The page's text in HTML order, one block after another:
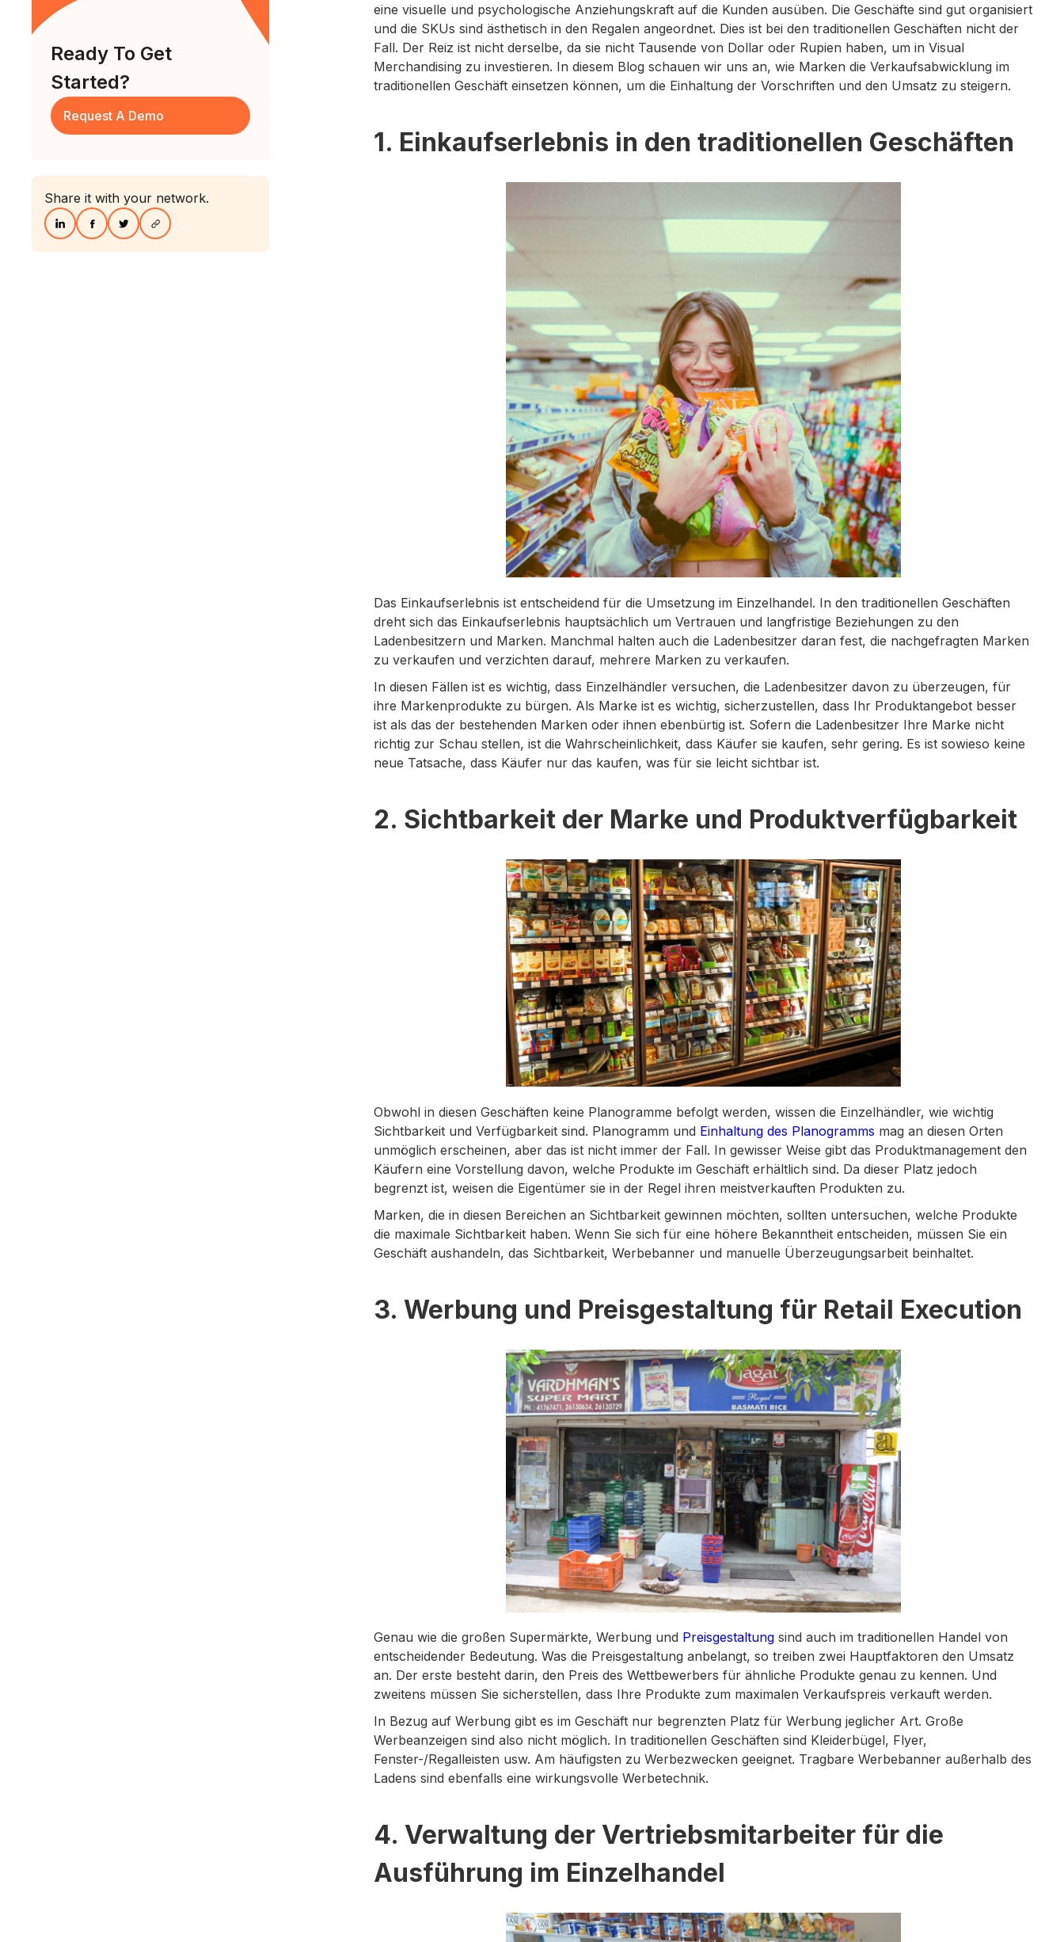
Ready To Get
Started?
Request A Demo
Share it with your network.
eine visuelle und psychologische Anziehungskraft auf die Kunden ausüben. Die Geschäfte sind gut organisiert
und die SKUs sind ästhetisch in den Regalen angeordnet. Dies ist bei den traditionellen Geschäften nicht der
Fall. Der Reiz ist nicht derselbe, da sie nicht Tausende von Dollar oder Rupien haben, um in Visual
Merchandising zu investieren. In diesem Blog schauen wir uns an, wie Marken die Verkaufsabwicklung im
traditionellen Geschäft einsetzen können, um die Einhaltung der Vorschriften und den Umsatz zu steigern.
1. Einkaufserlebnis in den traditionellen Geschäften
Das Einkaufserlebnis ist entscheidend für die Umsetzung im Einzelhandel. In den traditionellen Geschäften
dreht sich das Einkaufserlebnis hauptsächlich um Vertrauen und langfristige Beziehungen zu den
Ladenbesitzern und Marken. Manchmal halten auch die Ladenbesitzer daran fest, die nachgefragten Marken
zu verkaufen und verzichten darauf, mehrere Marken zu verkaufen.
In diesen Fällen ist es wichtig, dass Einzelhändler versuchen, die Ladenbesitzer davon zu überzeugen, für
ihre Markenprodukte zu bürgen. Als Marke ist es wichtig, sicherzustellen, dass Ihr Produktangebot besser
ist als das der bestehenden Marken oder ihnen ebenbürtig ist. Sofern die Ladenbesitzer Ihre Marke nicht
richtig zur Schau stellen, ist die Wahrscheinlichkeit, dass Käufer sie kaufen, sehr gering. Es ist sowieso keine
neue Tatsache, dass Käufer nur das kaufen, was für sie leicht sichtbar ist.
2. Sichtbarkeit der Marke und Produktverfügbarkeit
Obwohl in diesen Geschäften keine Planogramme befolgt werden, wissen die Einzelhändler, wie wichtig
Sichtbarkeit und Verfügbarkeit sind. Planogramm und Einhaltung des Planogramms mag an diesen Orten
unmöglich erscheinen, aber das ist nicht immer der Fall. In gewisser Weise gibt das Produktmanagement den
Käufern eine Vorstellung davon, welche Produkte im Geschäft erhältlich sind. Da dieser Platz jedoch
begrenzt ist, weisen die Eigentümer sie in der Regel ihren meistverkauften Produkten zu.
Marken, die in diesen Bereichen an Sichtbarkeit gewinnen möchten, sollten untersuchen, welche Produkte
die maximale Sichtbarkeit haben. Wenn Sie sich für eine höhere Bekanntheit entscheiden, müssen Sie ein
Geschäft aushandeln, das Sichtbarkeit, Werbebanner und manuelle Überzeugungsarbeit beinhaltet.
3. Werbung und Preisgestaltung für Retail Execution
Genau wie die großen Supermärkte, Werbung und Preisgestaltung sind auch im traditionellen Handel von
entscheidender Bedeutung. Was die Preisgestaltung anbelangt, so treiben zwei Hauptfaktoren den Umsatz
an. Der erste besteht darin, den Preis des Wettbewerbers für ähnliche Produkte genau zu kennen. Und
zweitens müssen Sie sicherstellen, dass Ihre Produkte zum maximalen Verkaufspreis verkauft werden.
In Bezug auf Werbung gibt es im Geschäft nur begrenzten Platz für Werbung jeglicher Art. Große
Werbeanzeigen sind also nicht möglich. In traditionellen Geschäften sind Kleiderbügel, Flyer,
Fenster-/Regalleisten usw. Am häufigsten zu Werbezwecken geeignet. Tragbare Werbebanner außerhalb des
Ladens sind ebenfalls eine wirkungsvolle Werbetechnik.
4. Verwaltung der Vertriebsmitarbeiter für die
Ausführung im Einzelhandel